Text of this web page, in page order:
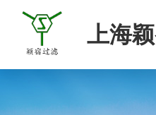
上海